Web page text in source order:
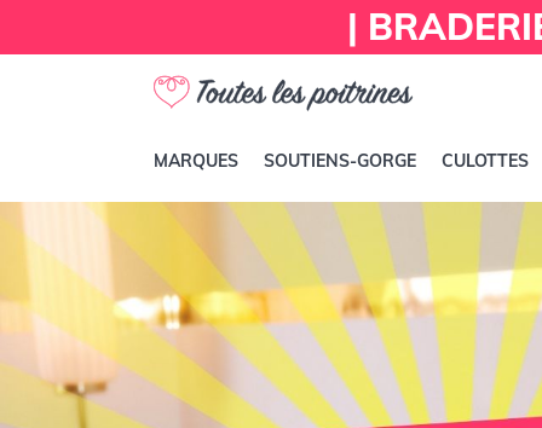
|
MARQUES SOUTIENS-GORGE CULOTTES